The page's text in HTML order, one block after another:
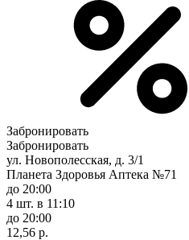
Забронировать
Забронировать
ул. Новополесская, д. 3/1
Планета Здоровья Аптека №71
до 20:00
4 шт. в 11:10
до 20:00
12,56 р.